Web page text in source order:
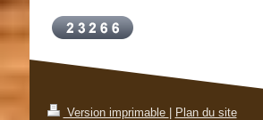
Version imprimable
Plan du site